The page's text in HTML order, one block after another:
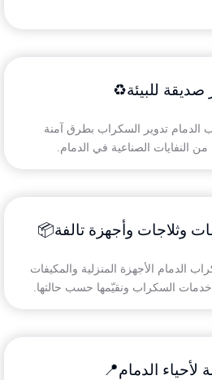
صديقة للبيئة♻️
تدوير السكراب بطرق آمنة
النفايات الصناعية في الدمام.
وثلاجات وأجهزة تالفة📦
الأجهزة المنزلية والمكيفات
خدمات السكراب ونقيّمها حسب حالتها.
لأحياء الدمام📍